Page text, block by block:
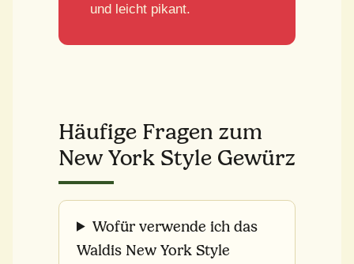
und leicht pikant.
Häufige Fragen zum
New York Style Gewürz
Wofür verwende ich das
Waldis New York Style